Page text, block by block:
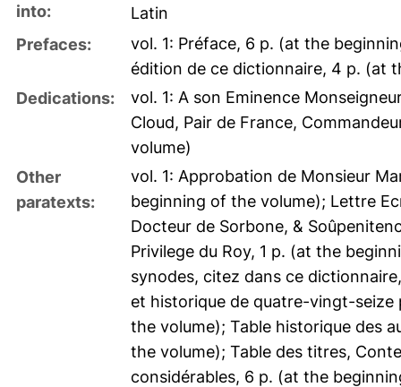
into:
Latin
Prefaces:
vol. 1: Préface, 6 p. (at the
édition de ce dictionnaire, 4 p. (at
Dedications:
vol. 1: A son Eminence
Cloud, Pair de France,
volume)
Other
paratexts:
vol. 1: Approbation de Monsieur
beginning of the volume); Lettre
Docteur de Sorbone, &
Privilege du Roy, 1 p. (at the
synodes, citez dans ce
et historique de quatre-vingt-
the volume); Table historique des
the volume); Table des titres,
considérables, 6 p. (at the